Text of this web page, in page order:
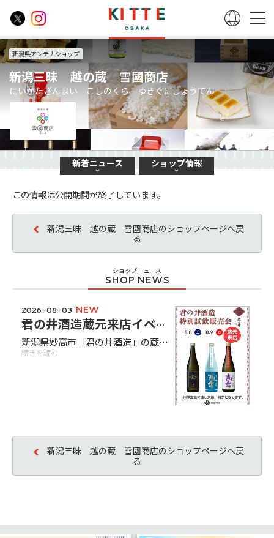
新潟県アンテナショップ
新潟三昧 越の蔵 雪國商店
にいがたざんまい こしのくら ゆきぐにしょうてん
新着ニュース ショップ情報
この情報は公開期間が終了しています。
新潟三昧 越の蔵 雪國商店のショップページへ戻
る
ショップニュース
2026-08-03 NEW
君の井酒造蔵元来店イベント開催！
新潟県妙高市「君の井酒造」の蔵元来店・試飲販売を行います。 8/8(土)・9(日)の計２日間。 酒造りの背景や歴史を直接聞けるこの機会にぜひお越しください！
続きを読む
新潟三昧 越の蔵 雪國商店のショップページへ戻
る